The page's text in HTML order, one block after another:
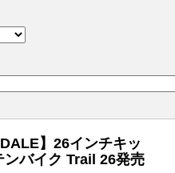
】26インチキッ
ンバイク Trail 26発売